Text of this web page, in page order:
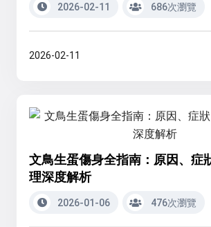
2026-02-11 686次瀏覽
2026-02-11
文鳥生蛋傷身全指南：原因、症
理深度解析
2026-01-06 476次瀏覽